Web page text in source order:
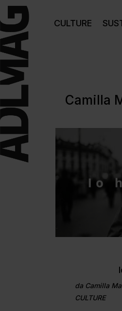
CULTURE
Camilla
da Camilla
CULTURE